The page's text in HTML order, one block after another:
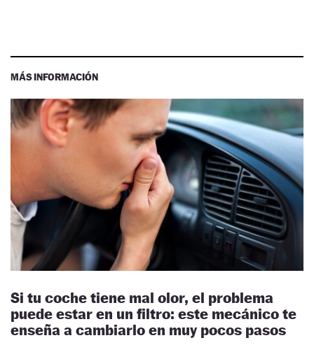
MÁS INFORMACIÓN
Si tu coche tiene mal olor, el problema
puede estar en un filtro: este mecánico te
enseña a cambiarlo en muy pocos pasos